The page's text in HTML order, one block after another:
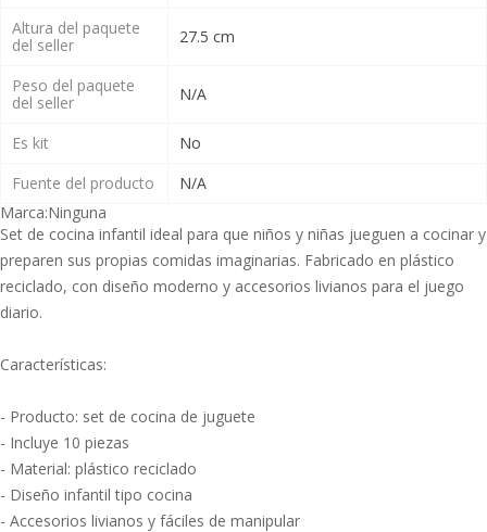
Altura del paquete
del seller
27.5 cm
Peso del paquete
del seller
N/A
Es kit
No
Fuente del producto
N/A
Marca:Ninguna
Set de cocina infantil ideal para que niños y niñas jueguen a cocinar y
preparen sus propias comidas imaginarias. Fabricado en plástico
reciclado, con diseño moderno y accesorios livianos para el juego
diario.
Características:
- Producto: set de cocina de juguete
- Incluye 10 piezas
- Material: plástico reciclado
- Diseño infantil tipo cocina
- Accesorios livianos y fáciles de manipular